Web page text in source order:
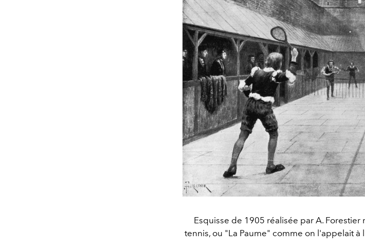
Esquisse de 1905 réalisée par A.
tennis, ou "La Paume" comme on l'appelait